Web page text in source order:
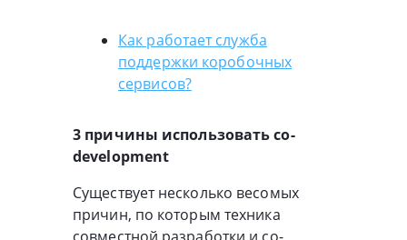
Как работает служба
поддержки коробочных
сервисов?
3 причины использовать co-
development
Существует несколько весомых
причин, по которым техника